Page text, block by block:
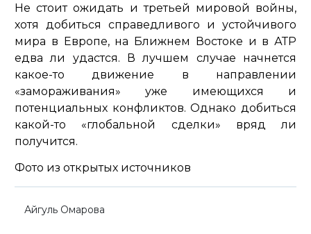
Не стоит ожидать и третьей мировой войны,
хотя добиться справедливого и устойчивого
мира в Европе, на Ближнем Востоке и в АТР
едва ли удастся. В лучшем случае начнется
какое-то движение в направлении
«замораживания» уже имеющихся и
потенциальных конфликтов. Однако добиться
какой-то «глобальной сделки» вряд ли
получится.
Фото из открытых источников
Айгуль Омарова